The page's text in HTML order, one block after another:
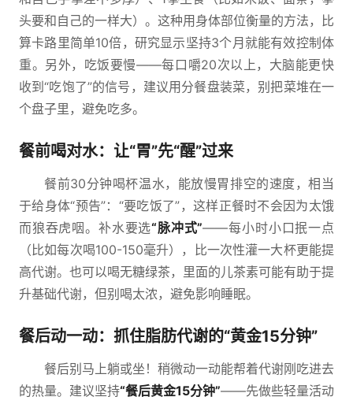
头要和自己的一样大）。这种用身体部位衡量的方法，比
算卡路里简单10倍，研究显示坚持3个月就能有效控制体
重。另外，吃饭要慢——每口嚼20次以上，大脑能更快
收到“吃饱了”的信号，建议用分餐盘装菜，别把菜堆在一
个盘子里，避免吃多。
餐前喝对水：让“胃”先“醒”过来
餐前30分钟喝杯温水，能放慢胃排空的速度，相当
于给身体“预告”：“要吃饭了”，这样正餐时不会因为太饿
而狼吞虎咽。补水要选“脉冲式”——每小时小口抿一点
（比如每次喝100-150毫升），比一次性灌一大杯更能提
高代谢。也可以喝无糖绿茶，里面的儿茶素可能有助于提
升基础代谢，但别喝太浓，避免影响睡眠。
餐后动一动：抓住脂肪代谢的“黄金15分钟”
餐后别马上躺或坐！稍微动一动能帮着代谢刚吃进去
的热量。建议坚持“餐后黄金15分钟”——先做些轻量活动